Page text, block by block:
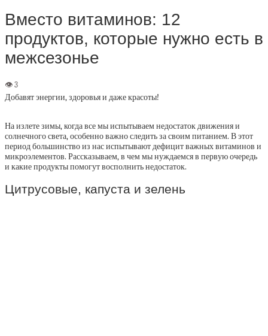
Вместо витаминов: 12
продуктов, которые нужно есть в
межсезонье
Добавят энергии, здоровья и даже красоты!
На излете зимы, когда все мы испытываем недостаток движения и
солнечного света, особенно важно следить за своим питанием. В этот
период большинство из нас испытывают дефицит важных витаминов и
микроэлементов. Рассказываем, в чем мы нуждаемся в первую очередь
и какие продукты помогут восполнить недостаток.
Цитрусовые, капуста и зелень